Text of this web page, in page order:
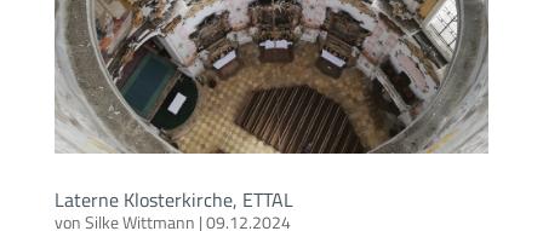
Laterne Klosterkirche, ETTAL
vonSilke Wittmann |09.12.2024